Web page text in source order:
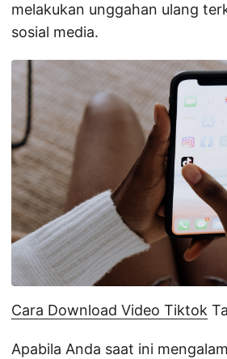
melakukan unggahan ulang
sosial media.
Cara Download Video Tiktok
Apabila Anda saat ini